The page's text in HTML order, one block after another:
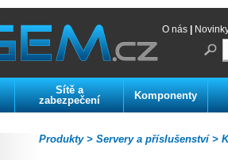
O nás
Sítě a
zabezpečení
Komponenty
Servery a příslušenství >
Produkty >